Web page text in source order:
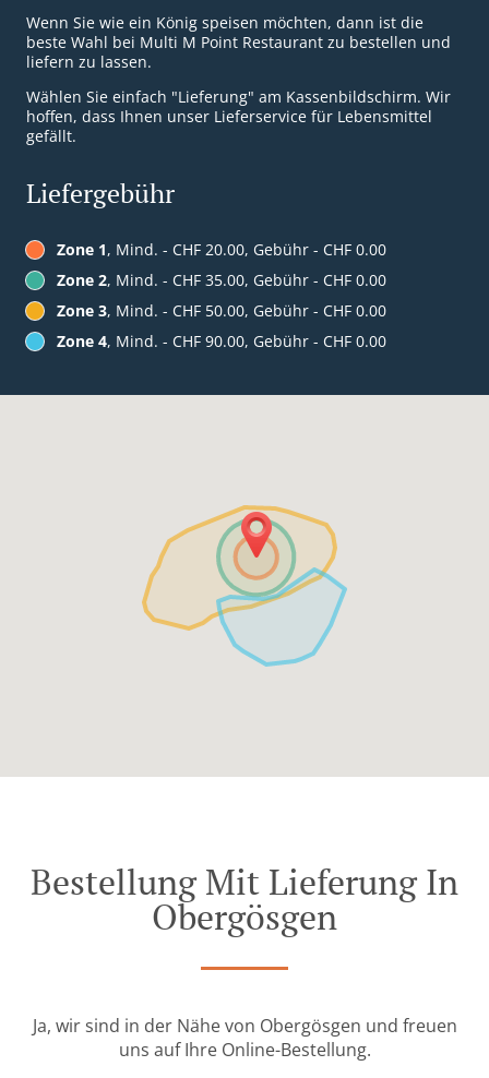
Wenn Sie wie ein König speisen möchten, dann ist die
beste Wahl bei Multi M Point Restaurant zu bestellen und
liefern zu lassen.
Wählen Sie einfach "Lieferung" am Kassenbildschirm. Wir
hoffen, dass Ihnen unser Lieferservice für Lebensmittel
gefällt.
Liefergebühr
Zone 1, Mind. - CHF 20.00, Gebühr - CHF 0.00
Zone 2, Mind. - CHF 35.00, Gebühr - CHF 0.00
Zone 3, Mind. - CHF 50.00, Gebühr - CHF 0.00
Zone 4, Mind. - CHF 90.00, Gebühr - CHF 0.00
Bestellung Mit Lieferung In
Obergösgen
Ja, wir sind in der Nähe von Obergösgen und freuen
uns auf Ihre Online-Bestellung.